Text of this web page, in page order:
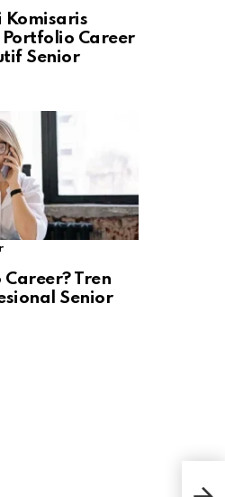
Komisaris
Portfolio Career
Senior
Tren
Senior